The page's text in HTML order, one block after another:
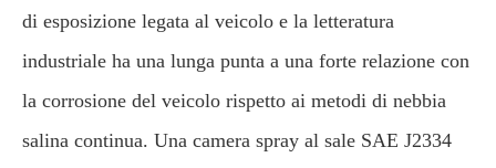
di esposizione legata al veicolo e la letteratura
industriale ha una lunga punta a una forte relazione con
la corrosione del veicolo rispetto ai metodi di nebbia
salina continua. Una camera spray al sale SAE J2334